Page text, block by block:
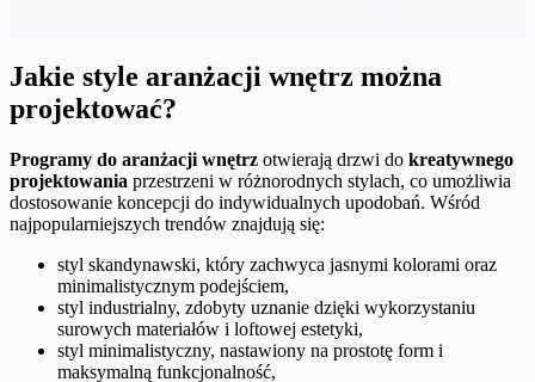
Jakie style aranżacji wnętrz można
projektować?
Programy do aranżacji wnętrz otwierają drzwi do kreatywnego
projektowania przestrzeni w różnorodnych stylach, co umożliwia
dostosowanie koncepcji do indywidualnych upodobań. Wśród
najpopularniejszych trendów znajdują się:
styl skandynawski, który zachwyca jasnymi kolorami oraz
minimalistycznym podejściem,
styl industrialny, zdobyty uznanie dzięki wykorzystaniu
surowych materiałów i loftowej estetyki,
styl minimalistyczny, nastawiony na prostotę form i
maksymalną funkcjonalność,